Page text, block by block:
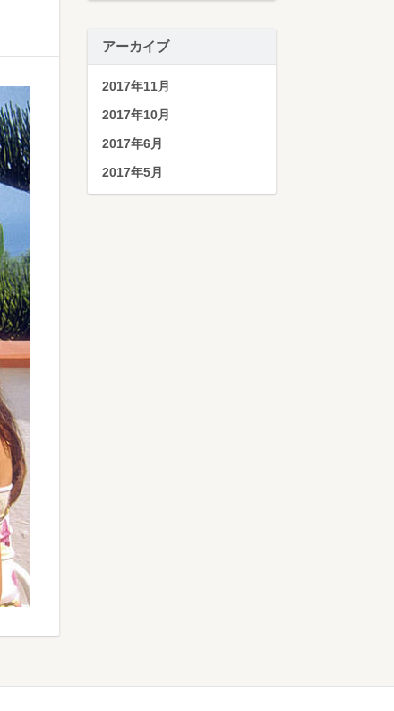
アーカイブ
2017年11月
2017年10月
2017年6月
2017年5月